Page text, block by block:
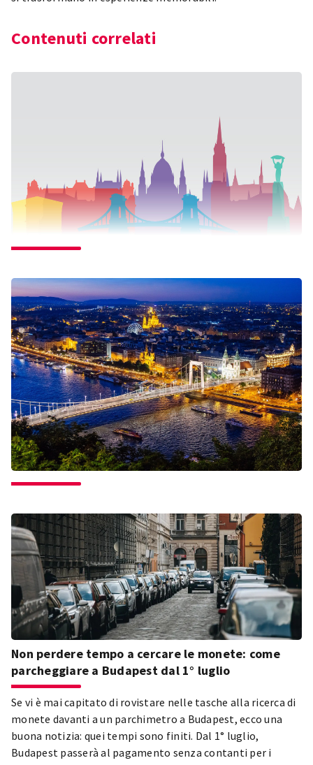
Contenuti correlati
Non perdere tempo a cercare le monete: come
parcheggiare a Budapest dal 1° luglio
Se vi è mai capitato di rovistare nelle tasche alla ricerca di
monete davanti a un parchimetro a Budapest, ecco una
buona notizia: quei tempi sono finiti. Dal 1° luglio,
Budapest passerà al pagamento senza contanti per i